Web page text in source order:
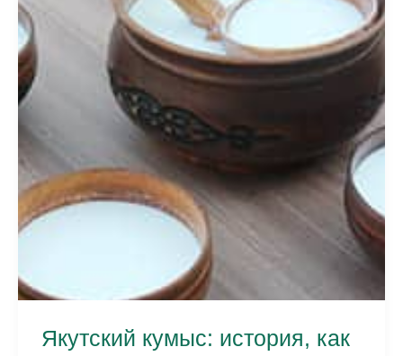
Якутский кумыс: история, как